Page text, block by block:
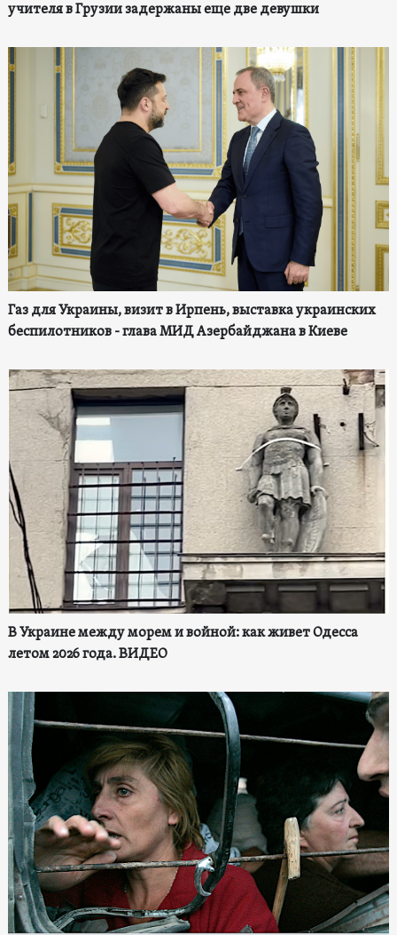
учителя в Грузии задержаны еще две девушки
Газ для Украины, визит в Ирпень, выставка украинских
беспилотников - глава МИД Азербайджана в Киеве
В Украине между морем и войной: как живет Одесса
летом 2026 года. ВИДЕО